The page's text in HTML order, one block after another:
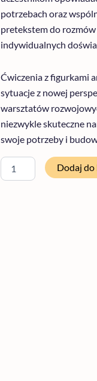
potrzebach oraz
pretekstem do rozmów
indywidualnych
Ćwiczenia z figurkami
sytuacje z nowej
warsztatów
niezwykle skuteczne
swoje potrzeby i
Dodaj do